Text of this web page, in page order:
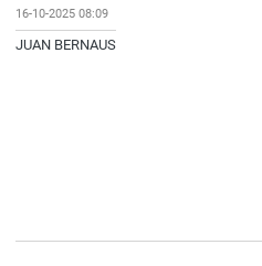
16-10-2025 08:09
JUAN BERNAUS